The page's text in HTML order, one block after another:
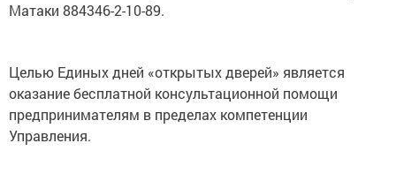
Матаки 884346-2-10-89.
Целью Единых дней «открытых дверей» является
оказание бесплатной консультационной помощи
предпринимателям в пределах компетенции
Управления.